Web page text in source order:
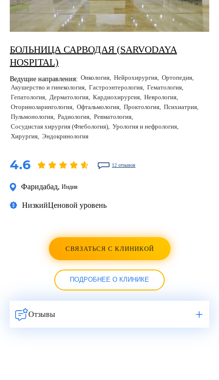
БОЛЬНИЦА САРВОДАЯ (SARVODAYA
HOSPITAL)
Ведущие направления: Онкология Нейрохирургия Ортопедия
Акушерство и гинекология Гастроэнтерология Гематология
Гепатология Дерматология Кардиохирургия Неврология
Оториноларингология Офтальмология Проктология Психиатрия
Пульмонология Радиология Ревматология
Сосудистая хирургия (Флебология) Урология и нефрология
Хирургия Эндокринология
4.6 12 отзывов
Фаридабад, Индия
НизкийЦеновой уровень
СВЯЗАТЬСЯ С КЛИНИКОЙ
ПОДРОБНЕЕ О КЛИНИКЕ
Отзывы